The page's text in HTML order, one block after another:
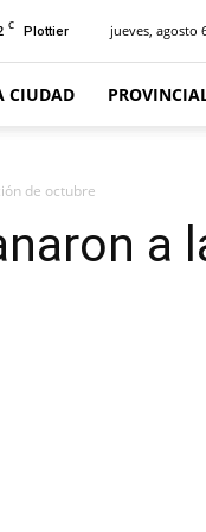
C Plottier jueves, agosto
CIUDAD
de octubre
a